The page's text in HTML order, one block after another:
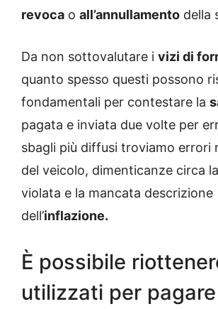
revoca o all’annullamento della
Da non sottovalutare i vizi di
quanto spesso questi possono
fondamentali per contestare la
pagata e inviata due volte per
sbagli più diffusi troviamo errori
del veicolo, dimenticanze circa la
violata e la mancata descrizione
dell’inflazione.
È possibile
utilizzati per